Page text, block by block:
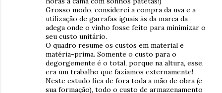
Grosso modo, considerei a compra da uva e a
utilização de garrafas iguais às da marca da
adega onde o vinho fosse feito para minimizar o
seu custo unitário.
O quadro resume os custos em material e
matéria-prima. Somente o custo para o
degorgemente é o total, porque na altura, esse,
era um trabalho que fazíamos externamente!
Neste estudo fica de fora toda a mão de obra (e
sua formação), todo o custo de armazenamento